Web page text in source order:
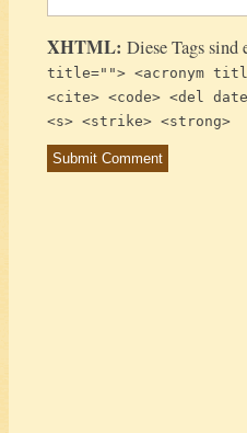
XHTML: Diese Tags
title=""> <acronym
<cite> <code> <del
<s> <strike> <strong>